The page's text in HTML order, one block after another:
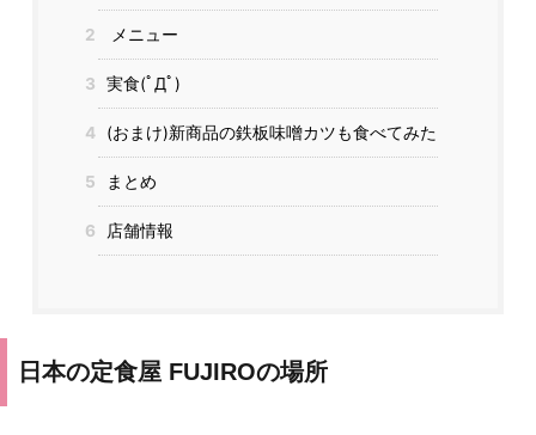
2 メニュー
3 実食(ﾟДﾟ)
4 (おまけ)新商品の鉄板味噌カツも食べてみた
5 まとめ
6 店舗情報
日本の定食屋 FUJIROの場所